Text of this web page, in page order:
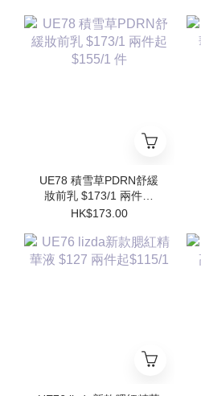
UE78 積雪草PDRN舒緩
妝前乳 $173/1 兩件起
$155/1 件
HK$173.00